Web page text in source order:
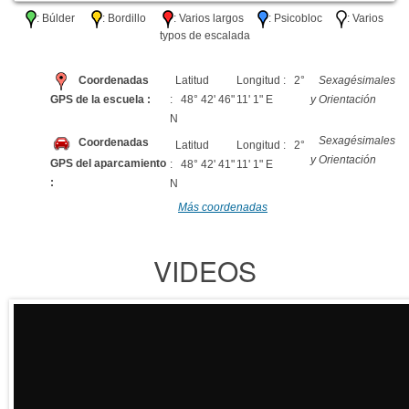
: Búlder : Bordillo : Varios largos : Psicobloc
: Varios
typos de escalada
Coordenadas
GPS de la escuela :
Latitud
: 48° 42' 46"
N
Longitud : 2°
11' 1" E
Sexagésimales
y Orientación
Coordenadas
GPS del aparcamiento
:
Latitud
: 48° 42' 41"
N
Longitud : 2°
11' 1" E
Sexagésimales
y Orientación
Más coordenadas
VIDEOS